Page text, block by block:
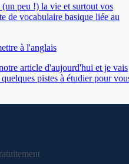
peu !) la vie et surtout vos
de vocabulaire basique liée au
à l'anglais
article d'aujourd'hui et je vais
pistes à étudier pour